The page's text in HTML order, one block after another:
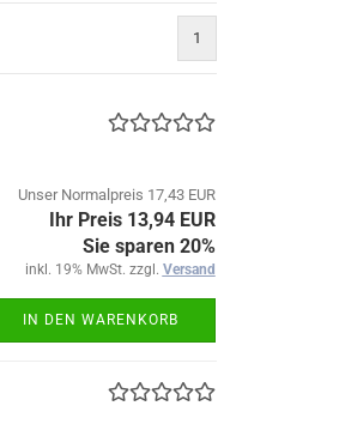
1
Unser Normalpreis 17,43 EUR
Ihr Preis 13,94 EUR
Sie sparen 20%
inkl. 19% MwSt. zzgl. Versand
IN DEN WARENKORB